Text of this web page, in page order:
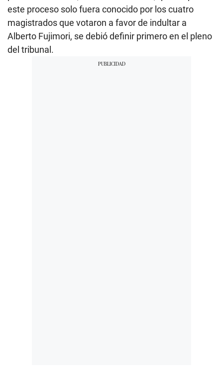
este proceso solo fuera conocido por los cuatro
magistrados que votaron a favor de indultar a
Alberto Fujimori, se debió definir primero en el pleno
del tribunal.